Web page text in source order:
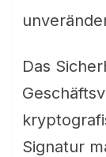
Das
Signatur